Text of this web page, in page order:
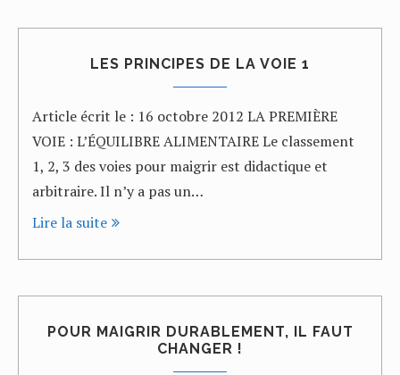
LES PRINCIPES DE LA VOIE 1
Article écrit le : 16 octobre 2012 LA PREMIÈRE
VOIE : L’ÉQUILIBRE ALIMENTAIRE Le classement
1, 2, 3 des voies pour maigrir est didactique et
arbitraire. Il n’y a pas un…
Lire la suite
POUR MAIGRIR DURABLEMENT, IL FAUT
CHANGER !